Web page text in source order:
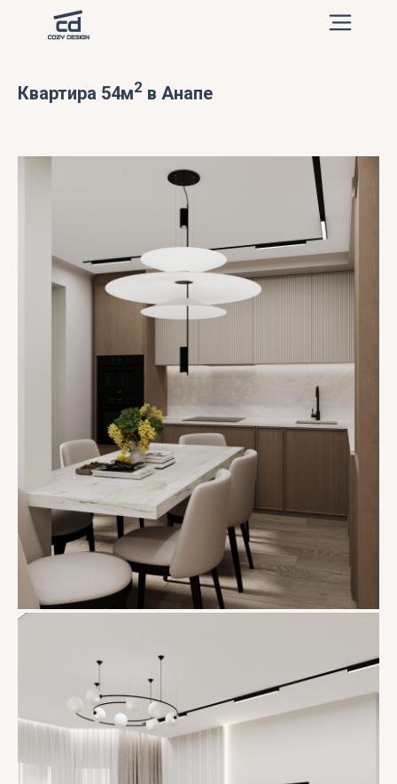
Квартира 54м2 в Анапе